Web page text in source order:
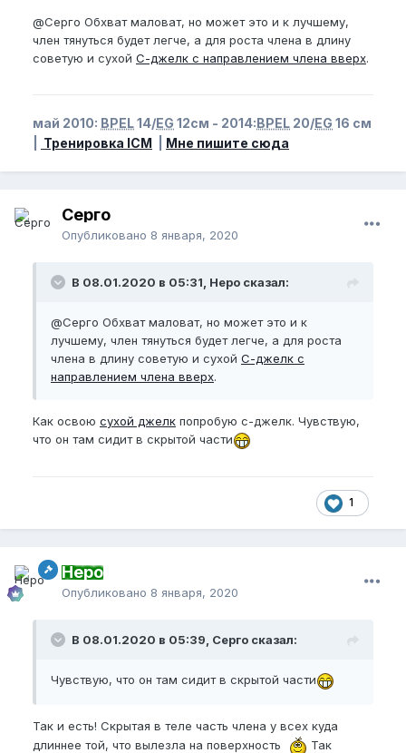
@Серго Обхват маловат, но может это и к лучшему,
член тянуться будет легче, а для роста члена в длину
советую и сухой С-джелк с направлением члена вверх.
май 2010: BPEL14/EG 12см - 2014:BPEL 20/EG 16 см
Тренировка ICM Мне пишите сюда
Серго
Опубликовано 8 января, 2020
В 08.01.2020 в 05:31, Неро сказал:
@Серго Обхват маловат, но может это и к
лучшему, член тянуться будет легче, а для роста
члена в длину советую и сухой С-джелк с
направлением члена вверх.
Как освою сухой джелк попробую с-джелк. Чувствую,
что он там сидит в скрытой части
1
Неро
Опубликовано 8 января, 2020
В 08.01.2020 в 05:39, Серго сказал:
Чувствую, что он там сидит в скрытой части
Так и есть! Скрытая в теле часть члена у всех куда
длиннее той, что вылезла на поверхность
Так